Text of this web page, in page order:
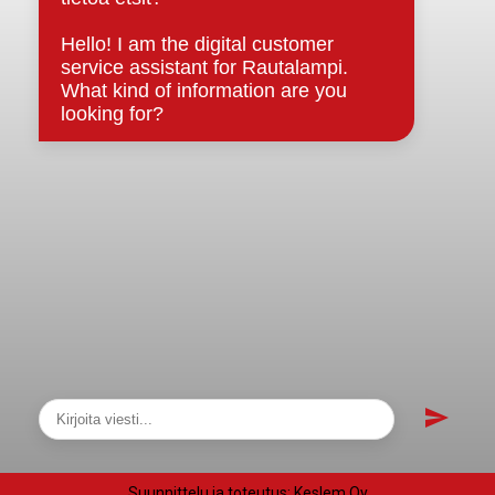
Evästeet
Saavutettavuusseloste
Tietosuoja
Tietosuojaselosteet